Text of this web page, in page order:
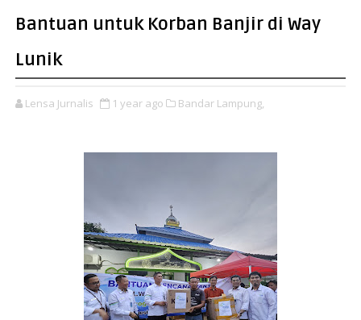
Bantuan untuk Korban Banjir di Way
Lunik
Lensa Jurnalis 1 year ago Bandar Lampung,